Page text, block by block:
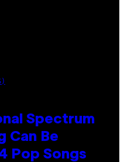
Spectrum
Can Be
Pop Songs